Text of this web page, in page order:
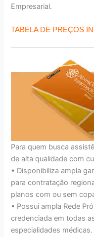
Empresarial.
TABELA DE PREÇOS
Para quem busca
de alta qualidade com
• Disponibiliza ampla
para contratação
planos com ou sem
• Possui ampla Rede
credenciada em todas
especialidades médicas.